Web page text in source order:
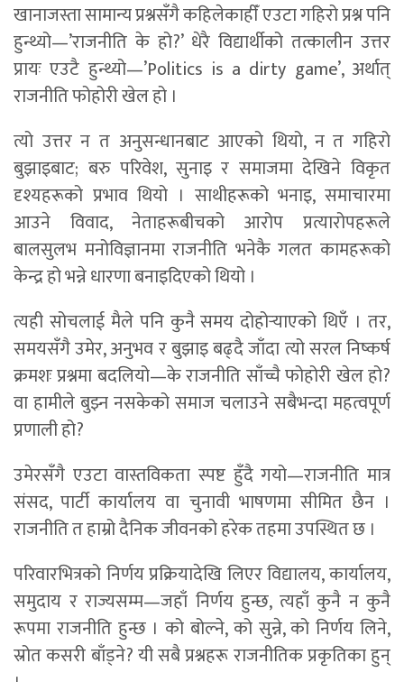
खानाजस्ता सामान्य प्रश्नसँगै कहिलेकाहीँ एउटा गहिरो प्रश्न पनि
हुन्थ्यो—’राजनीति के हो?’ धेरै विद्यार्थीको तत्कालीन उत्तर
प्रायः एउटै हुन्थ्यो—’Politics is a dirty game’, अर्थात्
राजनीति फोहोरी खेल हो ।
त्यो उत्तर न त अनुसन्धानबाट आएको थियो, न त गहिरो
बुझाइबाट; बरु परिवेश, सुनाइ र समाजमा देखिने विकृत
दृश्यहरूको प्रभाव थियो । साथीहरूको भनाइ, समाचारमा
आउने विवाद, नेताहरूबीचको आरोप प्रत्यारोपहरूले
बालसुलभ मनोविज्ञानमा राजनीति भनेकै गलत कामहरूको
केन्द्र हो भन्ने धारणा बनाइदिएको थियो ।
त्यही सोचलाई मैले पनि कुनै समय दोहोर्‍याएको थिएँ । तर,
समयसँगै उमेर, अनुभव र बुझाइ बढ्दै जाँदा त्यो सरल निष्कर्ष
क्रमशः प्रश्नमा बदलियो—के राजनीति साँच्चै फोहोरी खेल हो?
वा हामीले बुझ्न नसकेको समाज चलाउने सबैभन्दा महत्वपूर्ण
प्रणाली हो?
उमेरसँगै एउटा वास्तविकता स्पष्ट हुँदै गयो—राजनीति मात्र
संसद, पार्टी कार्यालय वा चुनावी भाषणमा सीमित छैन ।
राजनीति त हाम्रो दैनिक जीवनको हरेक तहमा उपस्थित छ ।
परिवारभित्रको निर्णय प्रक्रियादेखि लिएर विद्यालय, कार्यालय,
समुदाय र राज्यसम्म—जहाँ निर्णय हुन्छ, त्यहाँ कुनै न कुनै
रूपमा राजनीति हुन्छ । को बोल्ने, को सुन्ने, को निर्णय लिने,
स्रोत कसरी बाँड्ने? यी सबै प्रश्नहरू राजनीतिक प्रकृतिका हुन्